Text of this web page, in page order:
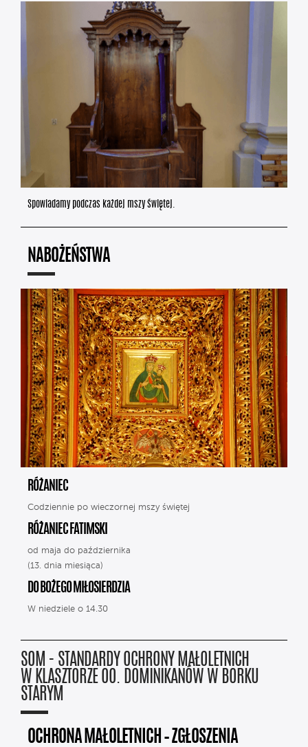
Spowiadamy podczas każdej mszy świętej.
NABOŻEŃSTWA
RÓŻANIEC
Codziennie po wieczornej mszy świętej
RÓŻANIEC FATIMSKI
od maja do października
(13. dnia miesiąca)
DO BOŻEGO MIŁOSIERDZIA
W niedziele o 14.30
SOM - STANDARDY OCHRONY MAŁOLETNICH
W KLASZTORZE OO. DOMINIKANÓW W BORKU
STARYM
OCHRONA MAŁOLETNICH – ZGŁOSZENIA